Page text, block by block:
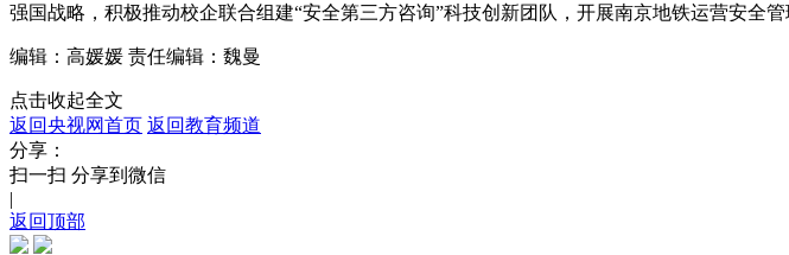
强国战略，积极推动校企联合组建“安全第三方咨询”科技创新团队，开展南京地铁运营安全
编辑：高媛媛 责任编辑：魏曼
点击收起全文
返回央视网首页 返回教育频道
分享：
扫一扫 分享到微信
|
返回顶部